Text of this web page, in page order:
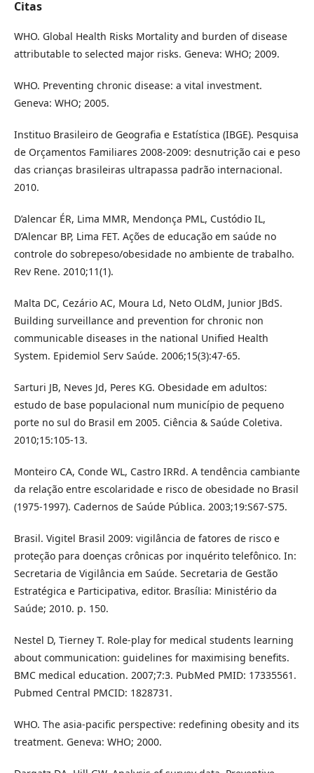
Citas
WHO. Global Health Risks Mortality and burden of disease
attributable to selected major risks. Geneva: WHO; 2009.
WHO. Preventing chronic disease: a vital investment.
Geneva: WHO; 2005.
Instituo Brasileiro de Geografia e Estatística (IBGE). Pesquisa
de Orçamentos Familiares 2008-2009: desnutrição cai e peso
das crianças brasileiras ultrapassa padrão internacional.
2010.
D’alencar ÉR, Lima MMR, Mendonça PML, Custódio IL,
D’Alencar BP, Lima FET. Ações de educação em saúde no
controle do sobrepeso/obesidade no ambiente de trabalho.
Rev Rene. 2010;11(1).
Malta DC, Cezário AC, Moura Ld, Neto OLdM, Junior JBdS.
Building surveillance and prevention for chronic non
communicable diseases in the national Unified Health
System. Epidemiol Serv Saúde. 2006;15(3):47-65.
Sarturi JB, Neves Jd, Peres KG. Obesidade em adultos:
estudo de base populacional num município de pequeno
porte no sul do Brasil em 2005. Ciência & Saúde Coletiva.
2010;15:105-13.
Monteiro CA, Conde WL, Castro IRRd. A tendência cambiante
da relação entre escolaridade e risco de obesidade no Brasil
(1975-1997). Cadernos de Saúde Pública. 2003;19:S67-S75.
Brasil. Vigitel Brasil 2009: vigilância de fatores de risco e
proteção para doenças crônicas por inquérito telefônico. In:
Secretaria de Vigilância em Saúde. Secretaria de Gestão
Estratégica e Participativa, editor. Brasília: Ministério da
Saúde; 2010. p. 150.
Nestel D, Tierney T. Role-play for medical students learning
about communication: guidelines for maximising benefits.
BMC medical education. 2007;7:3. PubMed PMID: 17335561.
Pubmed Central PMCID: 1828731.
WHO. The asia-pacific perspective: redefining obesity and its
treatment. Geneva: WHO; 2000.